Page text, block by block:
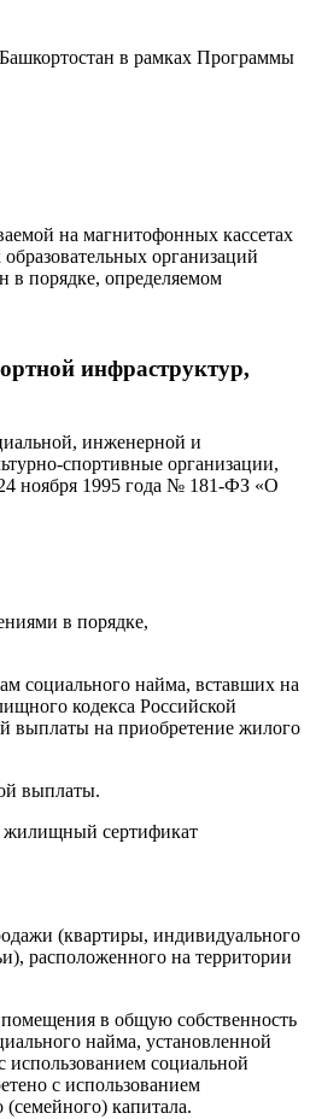
в рамках Программы
на магнитофонных кассетах
организаций
в порядке, определяемом
инфраструктур,
инженерной и
спортивные организации,
ноября 1995 года № 181-ФЗ «О
в порядке,
социального найма, вставших на
кодекса Российской
выплаты на приобретение жилого
выплаты.
жилищный сертификат
(квартиры, индивидуального
расположенного на территории
в общую собственность
найма, установленной
социальной
с использованием
капитала.